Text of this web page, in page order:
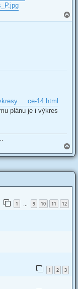
o
... ce-14.html
plánu je i výkres
o
p
1 9 10 11 12
1 2 3